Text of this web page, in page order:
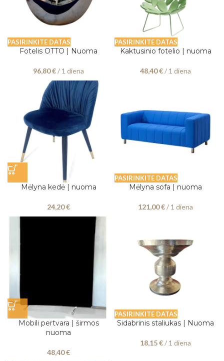
PASIRINKITE DATAS
Fotelis OTTO | Nuoma
96,80€/ 1 diena
PASIRINKITE DATAS
Kaktusinio fotelio | nuoma
48,40€/ 1 diena
Mėlyna kedė | nuoma
24,20€
PASIRINKITE DATAS
Mėlyna sofa | nuoma
121,00€/ 1 diena
Mobili pertvara | širmos
nuoma
48,40€
PASIRINKITE DATAS
Sidabrinis staliukas | Nuoma
18,15€/ 1 diena